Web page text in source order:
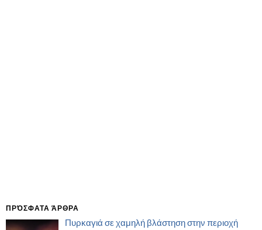
ΠΡΌΣΦΑΤΑ ΆΡΘΡΑ
Πυρκαγιά σε χαμηλή βλάστηση στην περιοχή